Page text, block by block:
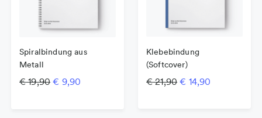
Spiralbindung aus
Metall
€19,90Ursprünglicher Preis war: € 19,90
€ 9,90 Aktueller Preis ist: € 9,90.
Klebebindung
(Softcover)
€21,90Ursprünglicher
€ 14,90